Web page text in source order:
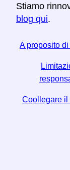
Stiamo
blog qui.
A proposito
Coollegare il